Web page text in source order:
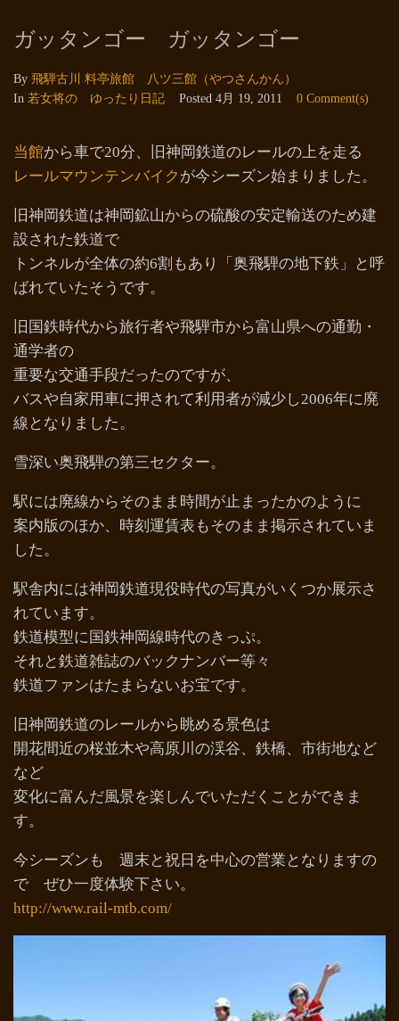
ガッタンゴー ガッタンゴー
By 飛騨古川 料亭旅館 八ツ三館（やつさんかん）
In 若女将の ゆったり日記 Posted 4月 19, 2011 0 Comment(s)
当館から車で20分、旧神岡鉄道のレールの上を走る
レールマウンテンバイク が今シーズン始まりました。
旧神岡鉄道は神岡鉱山からの硫酸の安定輸送のため建
設された鉄道で
トンネルが全体の約6割もあり「奥飛騨の地下鉄」と呼
ばれていたそうです。
旧国鉄時代から旅行者や飛騨市から富山県への通勤・
通学者の
重要な交通手段だったのですが、
バスや自家用車に押されて利用者が減少し2006年に廃
線となりました。
雪深い奥飛騨の第三セクター。
駅には廃線からそのまま時間が止まったかのように
案内版のほか、時刻運賃表もそのまま掲示されていま
した。
駅舎内には神岡鉄道現役時代の写真がいくつか展示さ
れています。
鉄道模型に国鉄神岡線時代のきっぷ。
それと鉄道雑誌のバックナンバー等々
鉄道ファンはたまらないお宝です。
旧神岡鉄道のレールから眺める景色は
開花間近の桜並木や高原川の渓谷、鉄橋、市街地など
など
変化に富んだ風景を楽しんでいただくことができま
す。
今シーズンも 週末と祝日を中心の営業となりますの
で ぜひ一度体験下さい。
http://www.rail-mtb.com/